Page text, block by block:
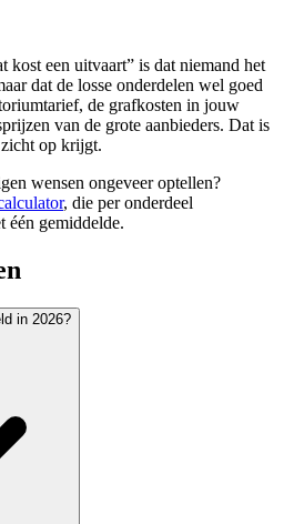
een uitvaart” is dat niemand het
dat de losse onderdelen wel goed
de grafkosten in jouw
van de grote aanbieders. Dat is
op krijgt.
wensen ongeveer optellen?
, die per onderdeel
één gemiddelde.
in 2026?